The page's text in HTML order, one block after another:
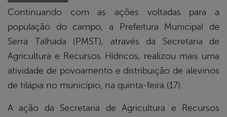
Continuando com as ações voltadas para a
população do campo, a Prefeitura Municipal de
Serra Talhada (PMST), através da Secretaria de
Agricultura e Recursos Hídricos, realizou mais uma
atividade de povoamento e distribuição de alevinos
de tilápia no município, na quinta-feira (17).
A ação da Secretaria de Agricultura e Recursos